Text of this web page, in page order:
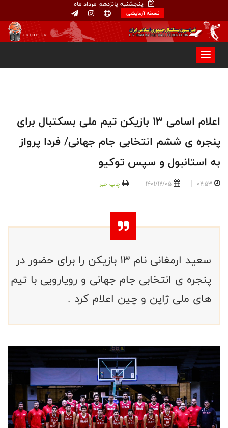
پنجشنبه پانزدهم مرداد ماه
نسخه آزمایشی
اعلام اسامی ۱۳ بازیکن تیم ملی بسکتبال برای
پنجره ی ششم انتخابی جام جهانی/ فردا پرواز
به استانبول و سپس توکیو
02:53
1401/12/05 چاپ خبر
سعید ارمغانی نام ۱۳ بازیکن را برای حضور در
پنجره ی انتخابی جام جهانی و رویارویی با تیم
های ملی ژاپن و چین اعلام کرد .